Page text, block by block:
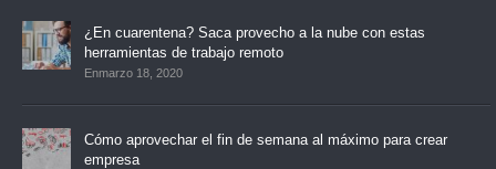
¿En cuarentena? Saca provecho a la nube con estas
herramientas de trabajo remoto
Enmarzo 18, 2020
Cómo aprovechar el fin de semana al máximo para crear
empresa